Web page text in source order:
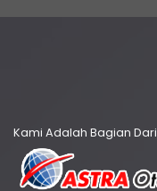
Kami Adalah Bagian Dari